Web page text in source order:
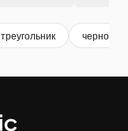
треугольник черное и